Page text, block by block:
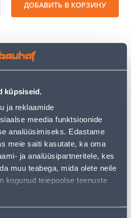
küpsiseid.
ja reklaamide
meedia funktsioonide
analüüsimiseks. Edastame
meie saiti kasutate, ka oma
ja analüüsipartneritele, kes
muu teabega, mida olete neile
kogunud teiepoolse teenuste
ДОБАВИТЬ В КОРЗИНУ
TOODE
Платежи
Ежемесячный платеж 22.17 €